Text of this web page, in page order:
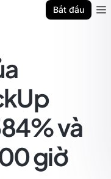
Bắt đầu
và
giờ